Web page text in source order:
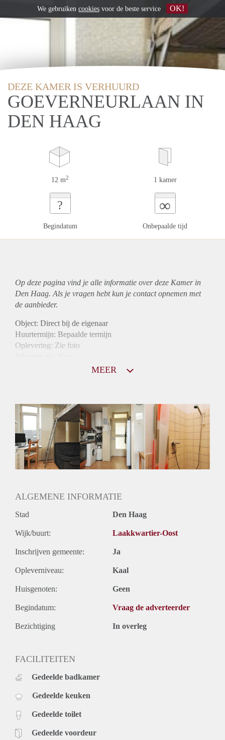
DEZE KAMER IS VERHUURD
GOEVERNEURLAAN IN
DEN HAAG
12 m2 1 kamer
?
Begindatum
∞
Onbepaalde tijd
Op deze pagina vind je alle informatie over deze Kamer in
Den Haag. Als je vragen hebt kun je contact opnemen met
de aanbieder.
Object: Direct bij de eigenaar
Huurtermijn: Bepaalde termijn
Oplevering: Zie foto
Gedeelde Douche: Ja
Gedeelde woonkamer: Ja
Huisgenoten: Ja
MEER
ALGEMENE INFORMATIE
Stad Den Haag
Wijk/buurt: Laakkwartier-Oost
Inschrijven gemeente: Ja
Opleverniveau: Kaal
Huisgenoten: Geen
Begindatum: Vraag de adverteerder
Bezichtiging In overleg
FACILITEITEN
Gedeelde badkamer
Gedeelde keuken
Gedeelde toilet
Gedeelde voordeur
We gebruiken cookies voor de beste service OK!